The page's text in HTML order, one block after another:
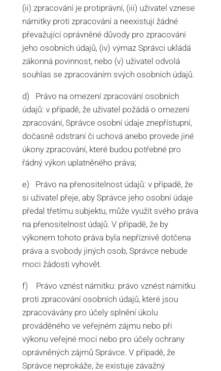
(ii) zpracování je protiprávní, (iii) uživatel vznese
námitky proti zpracování a neexistují žádné
převažující oprávněné důvody pro zpracování
jeho osobních údajů, (iv) výmaz Správci ukládá
zákonná povinnost, nebo (v) uživatel odvolá
souhlas se zpracováním svých osobních údajů.
d) Právo na omezení zpracování osobních
údajů: v případě, že uživatel požádá o omezení
zpracování, Správce osobní údaje znepřístupní,
dočasně odstraní či uchová anebo provede jiné
úkony zpracování, které budou potřebné pro
řádný výkon uplatněného práva;
e) Právo na přenositelnost údajů: v případě, že
si uživatel přeje, aby Správce jeho osobní údaje
předal třetímu subjektu, může využít svého práva
na přenositelnost údajů. V případě, že by
výkonem tohoto práva byla nepříznivě dotčena
práva a svobody jiných osob, Správce nebude
moci žádosti vyhovět.
f) Právo vznést námitku: právo vznést námitku
proti zpracování osobních údajů, které jsou
zpracovávány pro účely splnění úkolu
prováděného ve veřejném zájmu nebo při
výkonu veřejné moci nebo pro účely ochrany
oprávněných zájmů Správce. V případě, že
Správce neprokáže, že existuje závažný